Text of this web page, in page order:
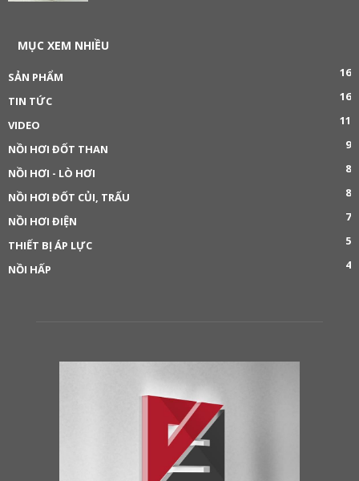
MỤC XEM NHIỀU
SẢN PHẨM
16
TIN TỨC
16
VIDEO
11
NỒI HƠI ĐỐT THAN
9
NỒI HƠI - LÒ HƠI
8
NỒI HƠI ĐỐT CỦI, TRẤU
8
NỒI HƠI ĐIỆN
7
THIẾT BỊ ÁP LỰC
5
NỒI HẤP
4